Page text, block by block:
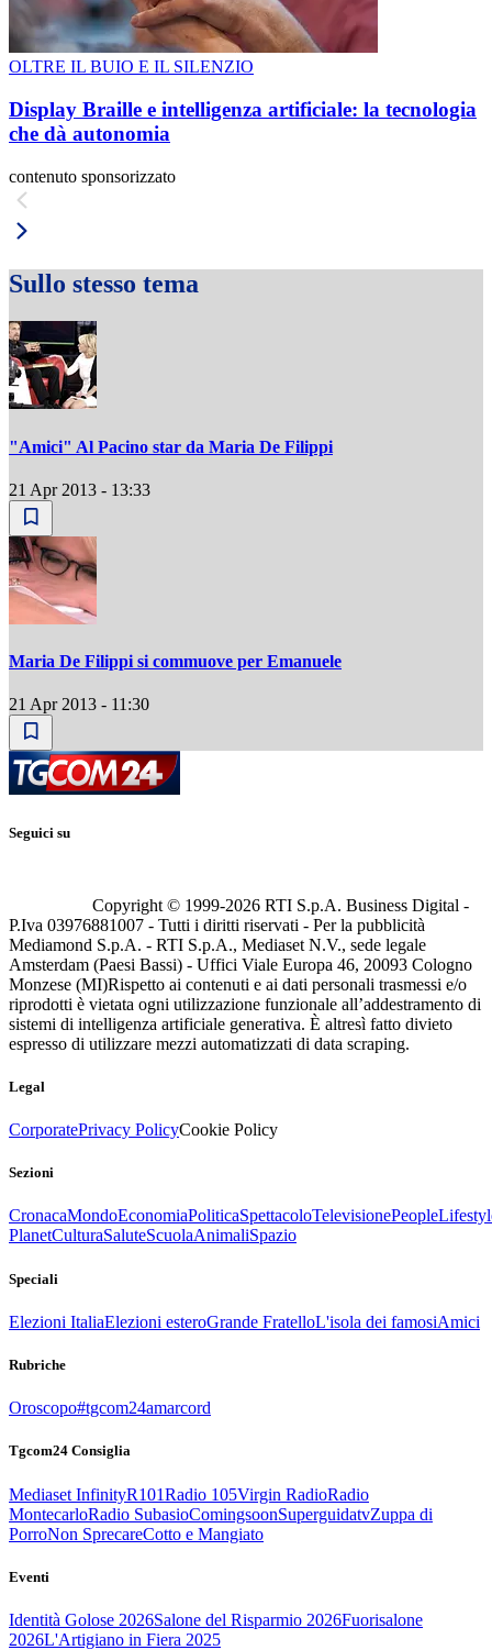
OLTRE IL BUIO E IL SILENZIO
Display Braille e intelligenza artificiale: la tecnologia
che dà autonomia
contenuto sponsorizzato
Sullo stesso tema
"Amici" Al Pacino star da Maria De Filippi
21 Apr 2013 - 13:33
Maria De Filippi si commuove per Emanuele
21 Apr 2013 - 11:30
Seguici su
Copyright © 1999-2026 RTI S.p.A. Business Digital -
P.Iva 03976881007 - Tutti i diritti riservati - Per la pubblicità
Mediamond S.p.A. - RTI S.p.A., Mediaset N.V., sede legale
Amsterdam (Paesi Bassi) - Uffici Viale Europa 46, 20093 Cologno
Monzese (MI)Rispetto ai contenuti e ai dati personali trasmessi e/o
riprodotti è vietata ogni utilizzazione funzionale all’addestramento di
sistemi di intelligenza artificiale generativa. È altresì fatto divieto
espresso di utilizzare mezzi automatizzati di data scraping.
Legal
CorporatePrivacy PolicyCookie Policy
Sezioni
CronacaMondoEconomiaPoliticaSpettacoloTelevisionePeople
PlanetCulturaSaluteScuolaAnimaliSpazio
Speciali
Elezioni ItaliaElezioni esteroGrande FratelloL'isola dei famosiAmici
Rubriche
Oroscopo#tgcom24amarcord
Tgcom24 Consiglia
Mediaset InfinityR101Radio 105Virgin RadioRadio
MontecarloRadio SubasioComingsoonSuperguidatvZuppa di
PorroNon SprecareCotto e Mangiato
Eventi
Identità Golose 2026Salone del Risparmio 2026Fuorisalone
2026L'Artigiano in Fiera 2025